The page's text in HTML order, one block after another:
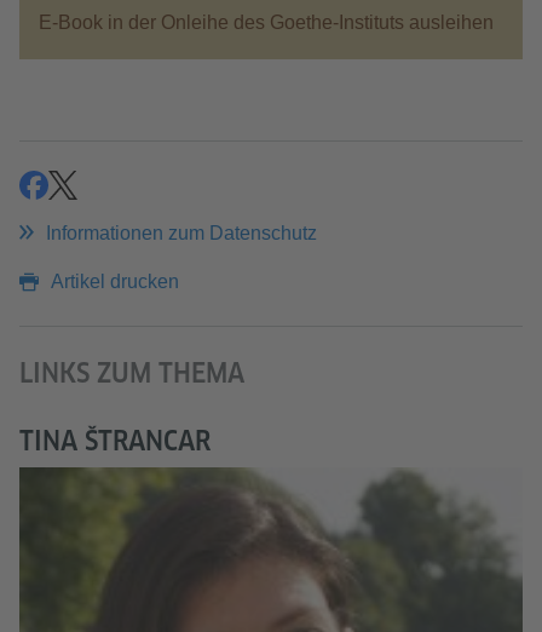
E-Book in der Onleihe des Goethe-Instituts ausleihen
teilenteilen
Informationen zum Datenschutz
Artikel drucken
LINKS ZUM THEMA
TINA ŠTRANCAR